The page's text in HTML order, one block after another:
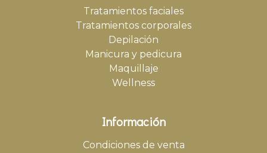
Tratamientos faciales
Tratamientos corporales
Depilación
Manicura y pedicura
Maquillaje
Wellness
Información
Condiciones de venta